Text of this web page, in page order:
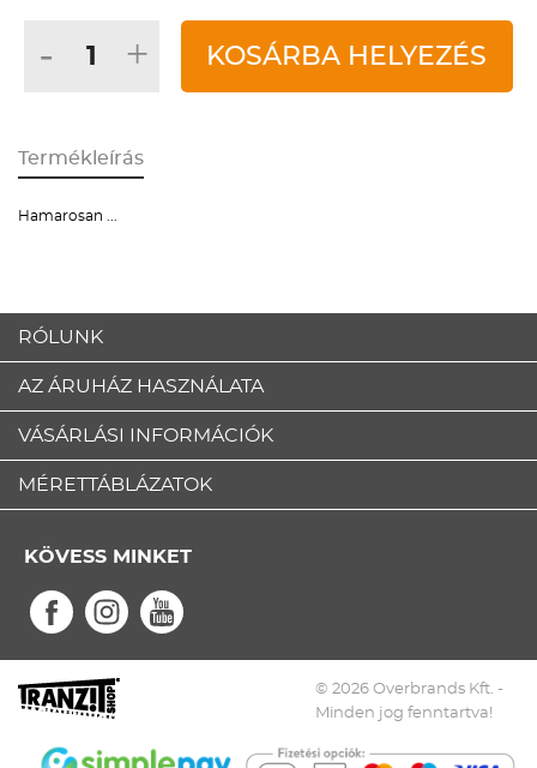
- + KOSÁRBA HELYEZÉS
Termékleírás
Hamarosan ...
RÓLUNK
AZ ÁRUHÁZ HASZNÁLATA
VÁSÁRLÁSI INFORMÁCIÓK
MÉRETTÁBLÁZATOK
KÖVESS MINKET
© 2026 Overbrands Kft. -
Minden jog fenntartva!